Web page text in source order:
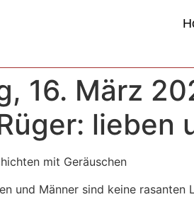
16. März
lieben
mit Geräuschen
und Männer sind keine rasanten